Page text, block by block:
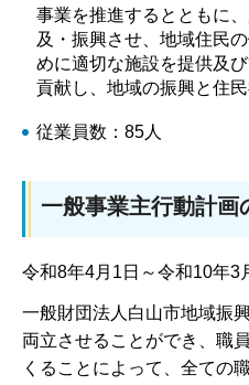
事業を推進するとともに
及・振興させ、地域住民
めに適切な施設を提供及
貢献し、地域の振興と住
従業員数：85人
一般事業主行動計画
令和8年4月1日～令和10年3
一般財団法人白山市地域振
両立させることができ、職
くることによって、全ての